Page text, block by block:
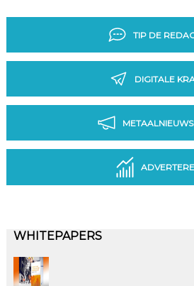
TIP DE
DIGITALE
WHITEPAPERS